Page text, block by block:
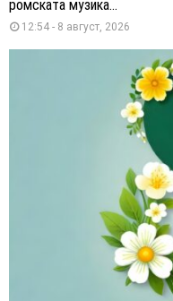
ромската музика...
12:54 - 8 август, 2026